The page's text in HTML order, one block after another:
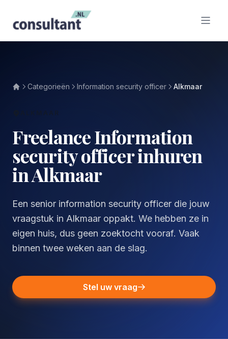
Categorieën Information security officer Alkmaar
Freelance Information
security officer inhuren
in Alkmaar
Een senior information security officer die jouw
vraagstuk in Alkmaar oppakt. We hebben ze in
eigen huis, dus geen zoektocht vooraf. Vaak
binnen twee weken aan de slag.
Stel uw vraag